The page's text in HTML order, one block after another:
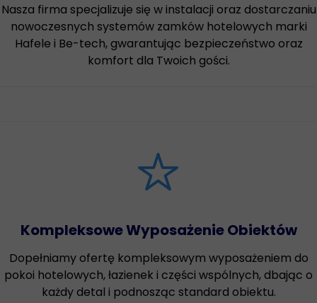
Nasza firma specjalizuje się w instalacji oraz dostarczaniu
nowoczesnych systemów zamków hotelowych marki
Hafele i Be-tech, gwarantując bezpieczeństwo oraz
komfort dla Twoich gości.
Dopełniamy ofertę kompleksowym wyposażeniem do
pokoi hotelowych, łazienek i części wspólnych, dbając o
każdy detal i podnosząc standard obiektu.
Kompleksowe Wyposażenie Obiektów